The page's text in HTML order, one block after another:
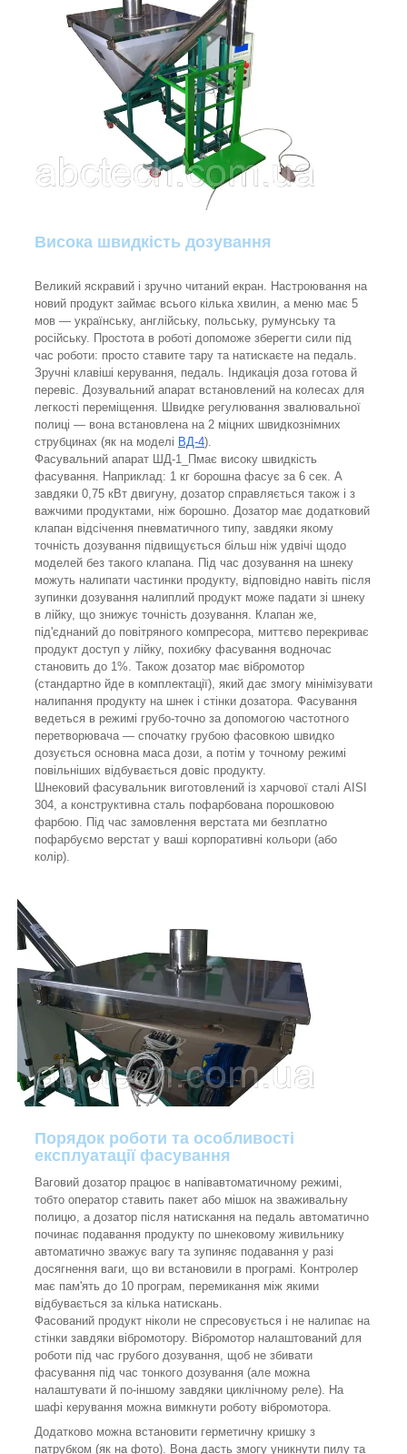
Висока швидкість дозування
Великий яскравий і зручно читаний екран. Настроювання на
новий продукт займає всього кілька хвилин, а меню має 5
мов — українську, англійську, польську, румунську та
російську. Простота в роботі допоможе зберегти сили під
час роботи: просто ставите тару та натискаєте на педаль.
Зручні клавіші керування, педаль. Індикація доза готова й
перевіс. Дозувальний апарат встановлений на колесах для
легкості переміщення. Швидке регулювання звалювальної
полиці — вона встановлена на 2 міцних швидкознімних
струбцинах (як на моделі ВД-4).
Фасувальний апарат ШД-1_Пмає високу швидкість
фасування. Наприклад: 1 кг борошна фасує за 6 сек. А
завдяки 0,75 кВт двигуну, дозатор справляється також і з
важчими продуктами, ніж борошно. Дозатор має додатковий
клапан відсічення пневматичного типу, завдяки якому
точність дозування підвищується більш ніж удвічі щодо
моделей без такого клапана. Під час дозування на шнеку
можуть налипати частинки продукту, відповідно навіть після
зупинки дозування налиплий продукт може падати зі шнеку
в лійку, що знижує точність дозування. Клапан же,
під'єднаний до повітряного компресора, миттєво перекриває
продукт доступ у лійку, похибку фасування водночас
становить до 1%. Також дозатор має вібромотор
(стандартно йде в комплектації), який дає змогу мінімізувати
налипання продукту на шнек і стінки дозатора. Фасування
ведеться в режимі грубо-точно за допомогою частотного
перетворювача — спочатку грубою фасовкою швидко
дозується основна маса дози, а потім у точному режимі
повільніших відбувається довіс продукту.
Шнековий фасувальник виготовлений із харчової сталі AISI
304, а конструктивна сталь пофарбована порошковою
фарбою. Під час замовлення верстата ми безплатно
пофарбуємо верстат у ваші корпоративні кольори (або
колір).
Порядок роботи та особливості
експлуатації фасування
Ваговий дозатор працює в напівавтоматичному режимі,
тобто оператор ставить пакет або мішок на зваживальну
полицю, а дозатор після натискання на педаль автоматично
починає подавання продукту по шнековому живильнику
автоматично зважує вагу та зупиняє подавання у разі
досягнення ваги, що ви встановили в програмі. Контролер
має пам'ять до 10 програм, перемикання між якими
відбувається за кілька натискань.
Фасований продукт ніколи не спресовується і не налипає на
стінки завдяки вібромотору. Вібромотор налаштований для
роботи під час грубого дозування, щоб не збивати
фасування під час тонкого дозування (але можна
налаштувати й по-іншому завдяки циклічному реле). На
шафі керування можна вимкнути роботу вібромотора.
Додатково можна встановити герметичну кришку з
патрубком (як на фото). Вона дасть змогу уникнути пилу та